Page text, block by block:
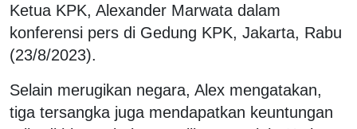
Ketua KPK, Alexander Marwata dalam
konferensi pers di Gedung KPK, Jakarta, Rabu
(23/8/2023).
Selain merugikan negara, Alex mengatakan,
tiga tersangka juga mendapatkan keuntungan